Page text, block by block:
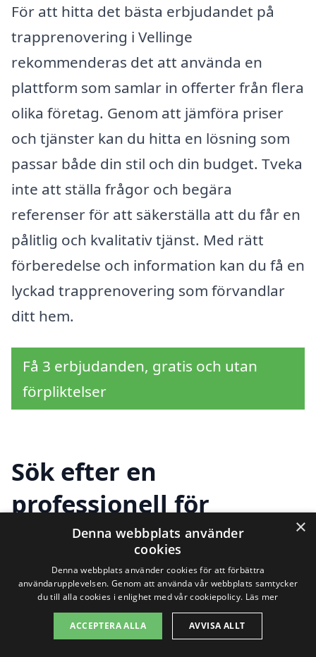
För att hitta det bästa erbjudandet på
trapprenovering i Vellinge
rekommenderas det att använda en
plattform som samlar in offerter från flera
olika företag. Genom att jämföra priser
och tjänster kan du hitta en lösning som
passar både din stil och din budget. Tveka
inte att ställa frågor och begära
referenser för att säkerställa att du får en
pålitlig och kvalitativ tjänst. Med rätt
förberedelse och information kan du få en
lyckad trapprenovering som förvandlar
ditt hem.
Få 3 erbjudanden, gratis och utan
förpliktelser
Sök efter en
professionell för
trapprenovering i andra
städer nära Vellinge
Om du planerar att renovera din trappa i
×
Denna webbplats använder
cookies
Denna webbplats använder cookies för att förbättra
användarupplevelsen. Genom att använda vår webbplats samtycker
du till alla cookies i enlighet med vår cookiepolicy. Läs mer
ACCEPTERA ALLA AVVISA ALLT